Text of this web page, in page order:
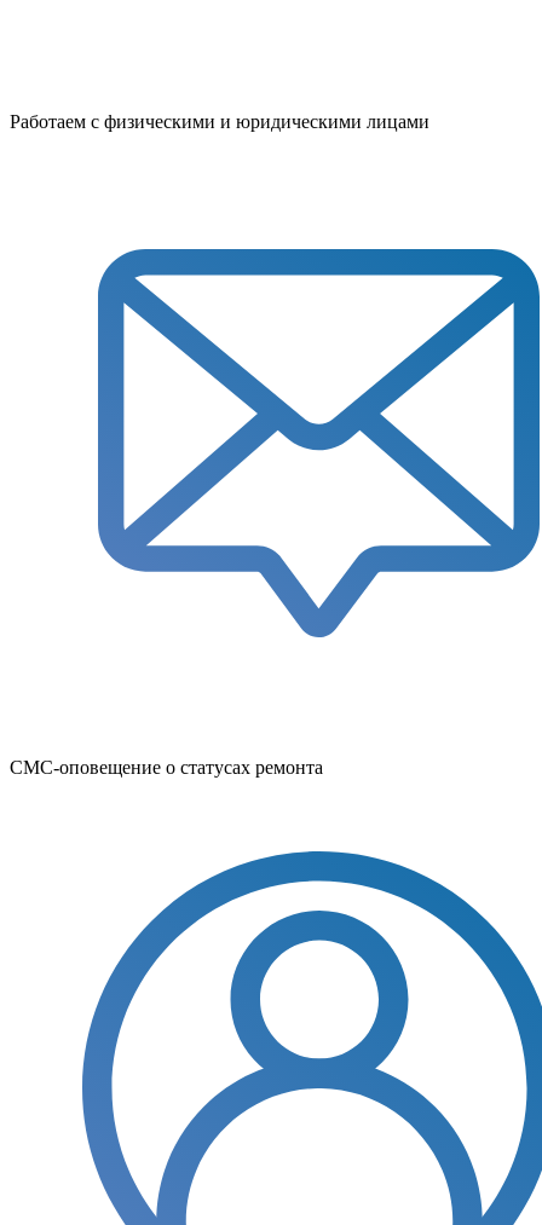
Работаем с физическими и юридическими лицами
СМС-оповещение о статусах ремонта